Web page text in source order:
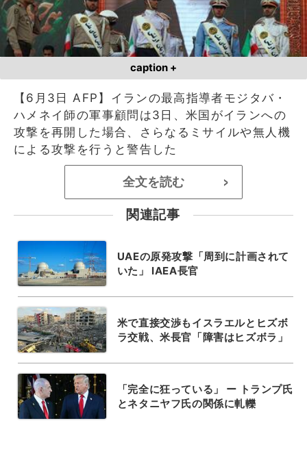
caption +
【6月3日 AFP】イランの最高指導者モジタバ・
ハメネイ師の軍事顧問は3日、米国がイランへの
攻撃を再開した場合、さらなるミサイルや無人機
による攻撃を行うと警告した
全文を読む >
関連記事
UAEの原発攻撃「周到に計画されて
いた」 IAEA長官
米で直接交渉もイスラエルとヒズボ
ラ交戦、米長官「障害はヒズボラ」
「完全に狂っている」 ー トランプ氏
とネタニヤフ氏の関係に軋轢